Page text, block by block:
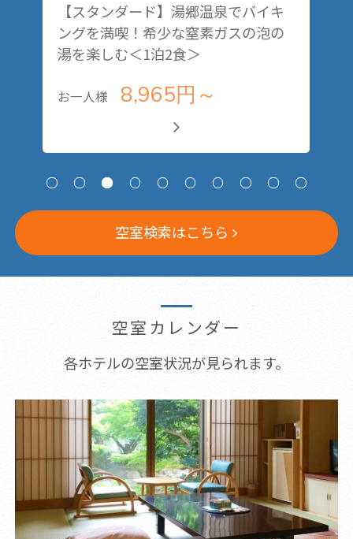
【スタンダード】湯郷温泉でバイキ
ングを満喫！希少な窒素ガスの泡の
湯を楽しむ＜1泊2食＞
お一人様 8,965円～
空室検索はこちら
空室カレンダー
各ホテルの空室状況が見られます。